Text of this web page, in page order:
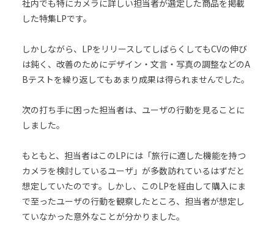
社内でも特にカメラに詳しい担当者が選定した商品を掲載
した特集LPです。
しかしながら、LPをリリースしてしばらくしてもCVの伸び
は鈍く、改善のためにデザイン・文言・写真の調整などのA
Bテストを繰り返してもあまり成果は得られませんでした。
次の打ち手に困った担当者は、ユーザの行動を見ることに
しました。
もともと、担当者はこのLPには「旅行に適した機能を持つ
カメラを検討しているユーザ」が多数訪れているはずだと
想定していたのです。しかし、このLPを経由して購入にま
で至ったユーザの行動を観察したところ、担当者が想定し
ていなかった意外なことが分かりました。